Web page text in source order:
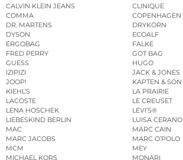
CALVIN KLEIN JEANS
CLINIQUE
COMMA
COPENHAGEN
DR. MARTENS
DRYKORN
DYSON
ECOALF
ERGOBAG
FALKE
FRED PERRY
GOT BAG
GUESS
HUGO
IZIPIZI
JACK & JONES
JOOP!
KAPTEN & SON
KIEHL’S
LA PRAIRIE
LACOSTE
LE CREUSET
LENA HOSCHEK
LEVI’S®
LIEBESKIND BERLIN
LUISA CERANO
MAC
MARC CAIN
MARC JACOBS
MARC O’POLO
MCM
MEY
MICHAEL KORS
MONARI